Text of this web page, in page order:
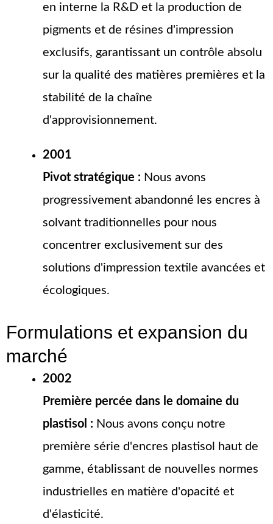
en interne la R&D et la production de
pigments et de résines d'impression
exclusifs, garantissant un contrôle absolu
sur la qualité des matières premières et la
stabilité de la chaîne
d'approvisionnement.
2001
Pivot stratégique : Nous avons
progressivement abandonné les encres à
solvant traditionnelles pour nous
concentrer exclusivement sur des
solutions d'impression textile avancées et
écologiques.
Formulations et expansion du
marché
2002
Première percée dans le domaine du
plastisol : Nous avons conçu notre
première série d'encres plastisol haut de
gamme, établissant de nouvelles normes
industrielles en matière d'opacité et
d'élasticité.